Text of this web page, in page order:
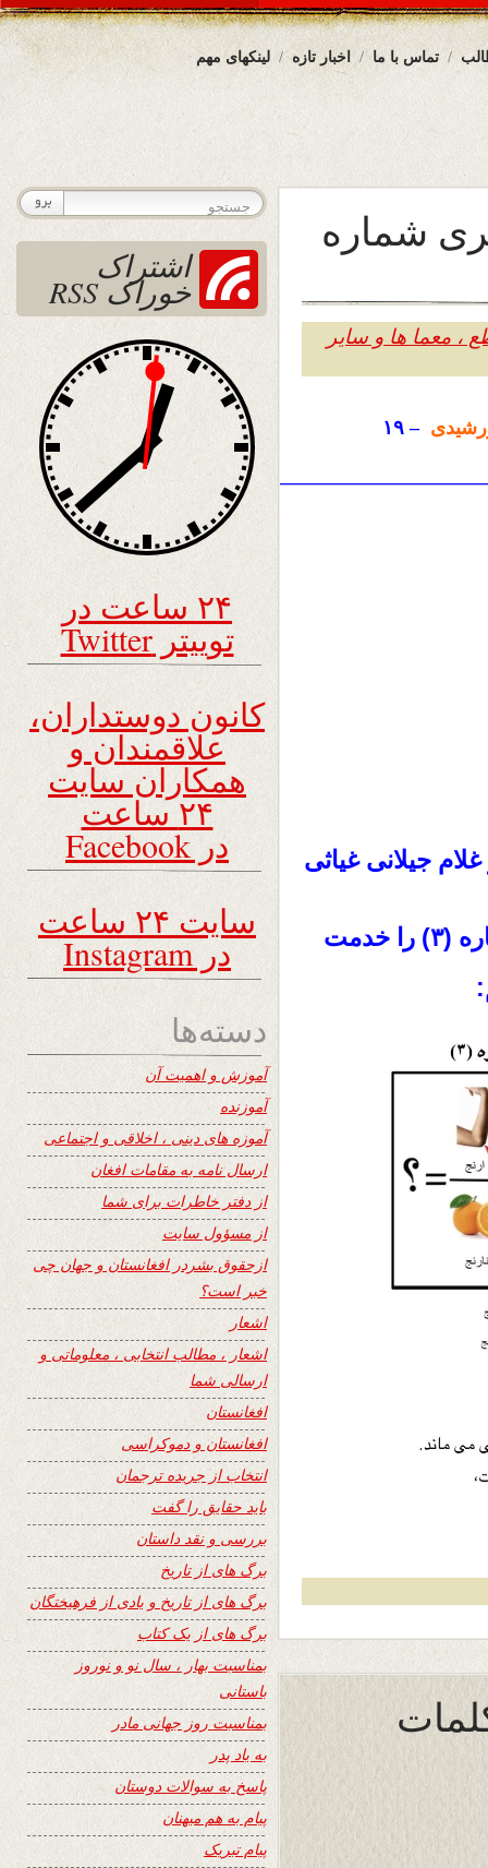
لینکهای مهم اخبار تازه تماس با ما
شماره
، معما ها و سایر
– ۱۹
جیلانی غیاثی
اشتراک
خوراک RSS
۲۴ ساعت در
توییتر Twitter
کانون دوستداران،
علاقمندان و
همکاران سایت
۲۴ ساعت
در Facebook
سایت ۲۴ ساعت
در Instagram
دسته‌ها
آموزش و اهمیت آن
آموزنده
آموزه های دینی ، اخلاقی و اجتماعی
ارسال نامه به مقامات افغان
از دفتر خاطرات برای شما
از مسؤول سایت
ازحقوق بشردر افغانستان و جهان چی
خبر است؟
اشعار
اشعار ، مطالب انتخابی ، معلوماتی و
ارسالی شما
افغانستان
افغانستان و دموکراسی
انتخاب از جریده ترجمان
باید حقایق را گفت
بررسی و نقد داستان
برگ های از تاریخ
برگ های از تاریخ و یادی از فرهیختگان
برگ های از یک کتاب
بمناسبت بهار ، سال نو و نوروز
باستانی
بمناسبت روز جهانی مادر
به یاد پدر
پاسخ به سوالات دوستان
پیام به هم میهنان
پیام تبریک